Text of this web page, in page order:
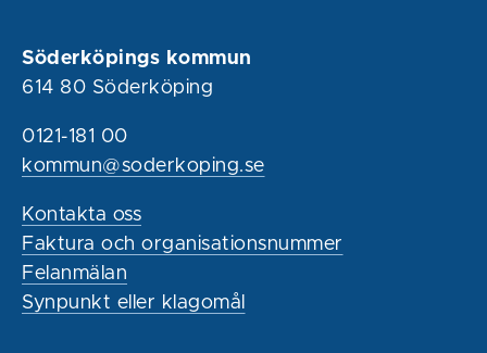
Söderköpings kommun
614 80 Söderköping
0121-181 00
kommun@soderkoping.se
Kontakta oss
Faktura och organisationsnummer
Felanmälan
Synpunkt eller klagomål